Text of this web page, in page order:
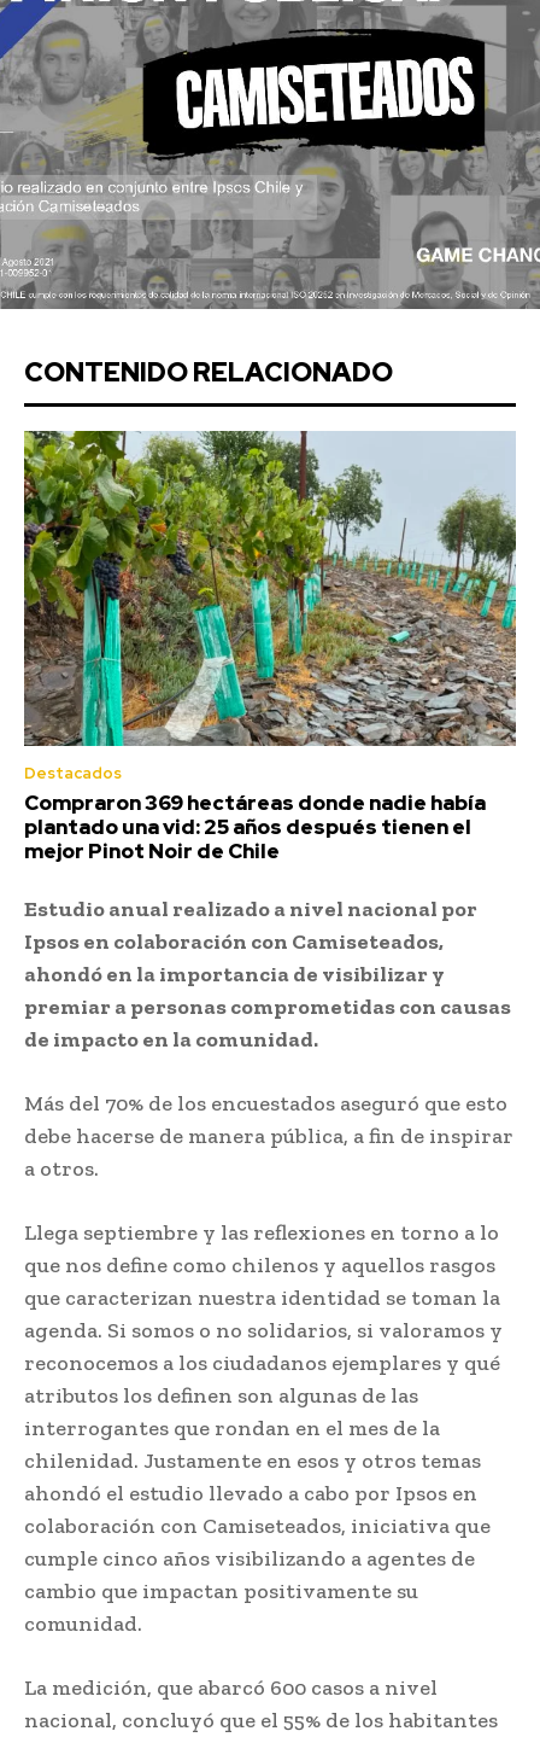
CONTENIDO RELACIONADO
Destacados
Compraron 369 hectáreas donde nadie había
plantado una vid: 25 años después tienen el
mejor Pinot Noir de Chile
Estudio anual realizado a nivel nacional por
Ipsos en colaboración con Camiseteados,
ahondó en la importancia de visibilizar y
premiar a personas comprometidas con causas
de impacto en la comunidad.
Más del 70% de los encuestados aseguró que esto
debe hacerse de manera pública, a fin de inspirar
a otros.
Llega septiembre y las reflexiones en torno a lo
que nos define como chilenos y aquellos rasgos
que caracterizan nuestra identidad se toman la
agenda. Si somos o no solidarios, si valoramos y
reconocemos a los ciudadanos ejemplares y qué
atributos los definen son algunas de las
interrogantes que rondan en el mes de la
chilenidad. Justamente en esos y otros temas
ahondó el estudio llevado a cabo por Ipsos en
colaboración con Camiseteados, iniciativa que
cumple cinco años visibilizando a agentes de
cambio que impactan positivamente su
comunidad.
La medición, que abarcó 600 casos a nivel
nacional, concluyó que el 55% de los habitantes